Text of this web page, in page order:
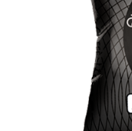
Informativa Privacy